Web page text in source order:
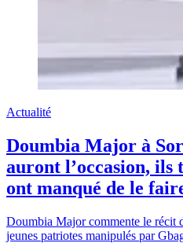
Actualité
Doumbia Major à
auront l’occasion, ils
ont manqué de le
Doumbia Major commente le récit
jeunes patriotes manipulés par